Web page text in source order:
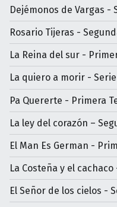
Dejémonos de Vargas -
Rosario Tijeras -
La Reina del sur -
La quiero a morir -
Pa Quererte - Primera
La ley del corazón –
El Man Es German -
La Costeña y el
El Señor de los cielos -